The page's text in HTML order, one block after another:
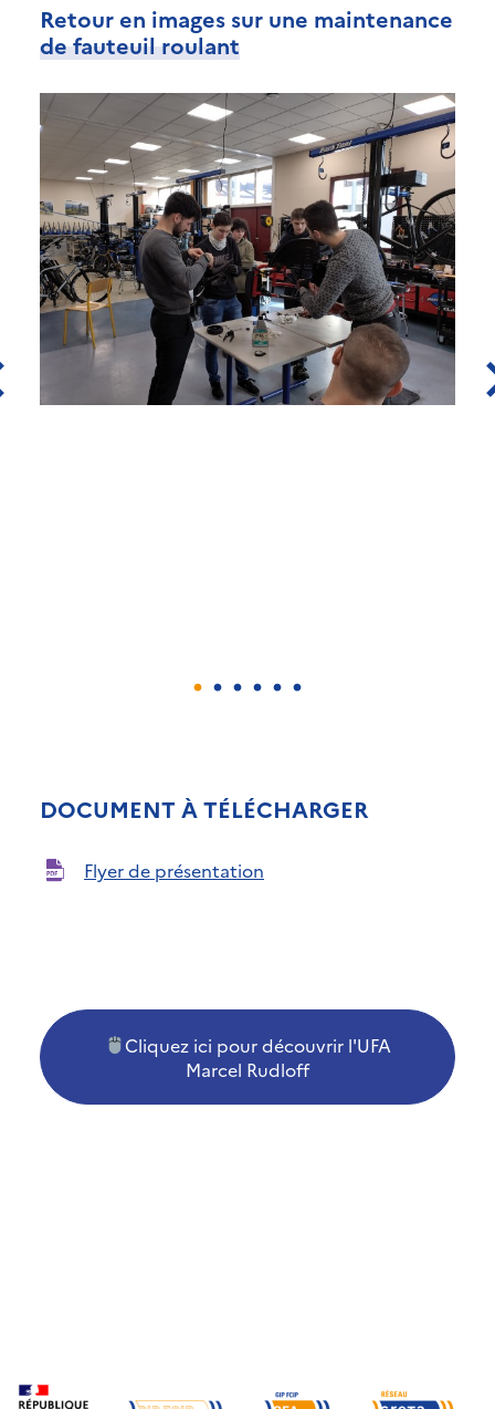
Retour en images sur une maintenance
de fauteuil roulant
DOCUMENT À TÉLÉCHARGER
Flyer de présentation
Cliquez ici pour découvrir l'UFA
Marcel Rudloff